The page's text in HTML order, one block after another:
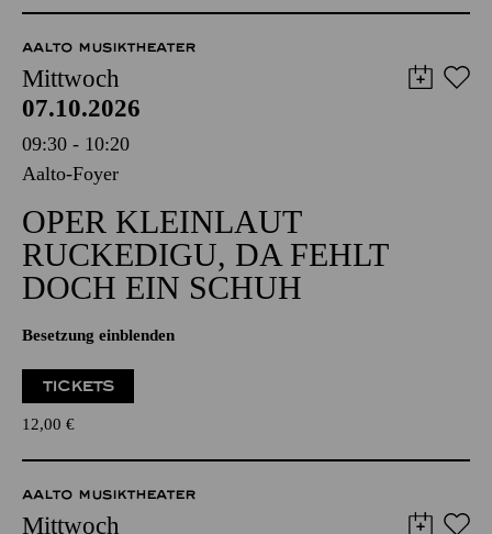
AALTO MUSIKTHEATER
Mittwoch
07.10.2026
09:30 - 10:20
Aalto-Foyer
OPER KLEINLAUT
RUCKEDIGU, DA FEHLT
DOCH EIN SCHUH
Besetzung einblenden
TICKETS
12,00 €
AALTO MUSIKTHEATER
Mittwoch